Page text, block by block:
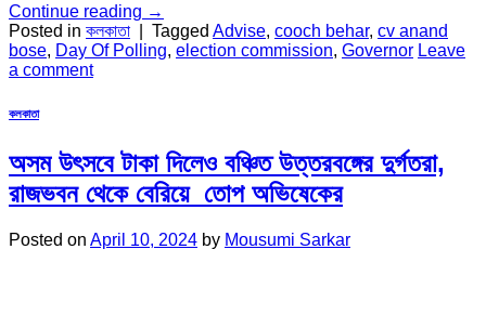
Continue reading →
Posted in কলকাতা Tagged Advise, cooch behar, cv anand
bose, Day Of Polling, election commission, Governor Leave
a comment
কলকাতা
অসম উৎসবে টাকা দিলেও বঞ্চিত উত্তরবঙ্গের দুর্গতরা,
রাজভবন থেকে বেরিয়ে তোপ অভিষেকের
Posted on April 10, 2024 by Mousumi Sarkar